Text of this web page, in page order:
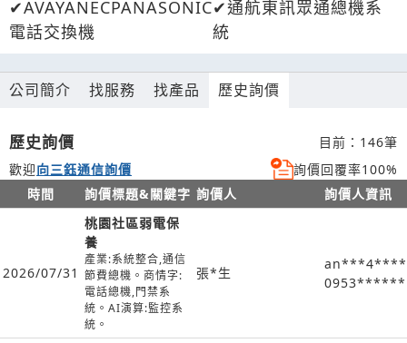
AVAYANECPANASONIC
電話交換機
通航東訊眾通總機系
統
公司簡介 找服務 找產品 歷史詢價
歷史詢價
目前：146筆
歡迎向三鈺通信詢價
詢價回覆率100%
時間
詢價標題&關鍵字 詢價人 詢價人資訊
2026/07/31
桃園社區弱電保
養
產業:系統整合,通信
節費總機。商情字:
電話總機,門禁系
統。AI演算:監控系
統。
張*生
0953******